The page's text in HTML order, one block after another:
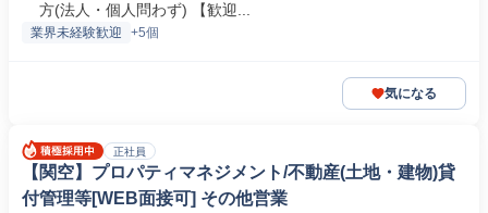
方(法人・個人問わず) 【歓迎...
業界未経験歓迎 +5個
気になる
正社員
【関空】プロパティマネジメント/不動産(土地・建物)貸
付管理等[WEB面接可] その他営業